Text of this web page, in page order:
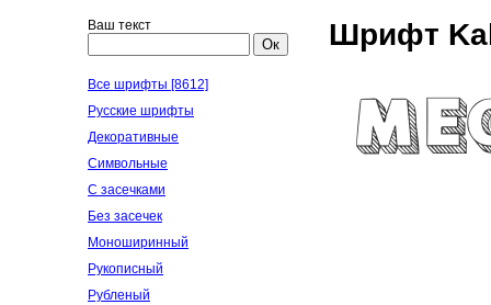
Ваш текст
Ок
Все шрифты [8612]
Русские шрифты
Декоративные
Символьные
С засечками
Без засечек
Моноширинный
Рукописный
Рубленый
Шрифт